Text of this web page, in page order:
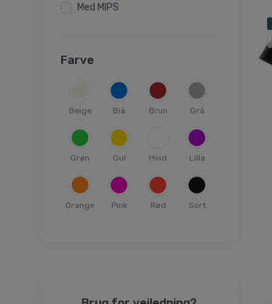
55/56
51-54cm
51-55cm
51-55
53-56cm
54-56cm
54-58cm
55-58cm
58-61cm
Med MIPS
Farve
Beige Blå Brun Grå
Grøn Gul Hvid Lilla
Orange Pink Rød Sort